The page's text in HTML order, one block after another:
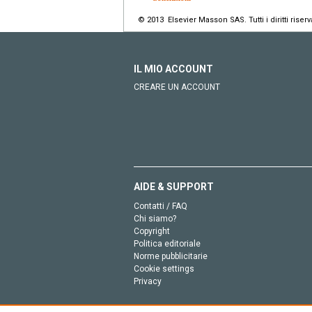
© 2013 Elsevier Masson SAS. Tutti i diritti
IL MIO ACCOUNT
CREARE UN ACCOUNT
AIDE & SUPPORT
Contatti / FAQ
Chi siamo?
Copyright
Politica editoriale
Norme pubblicitarie
Cookie settings
Privacy